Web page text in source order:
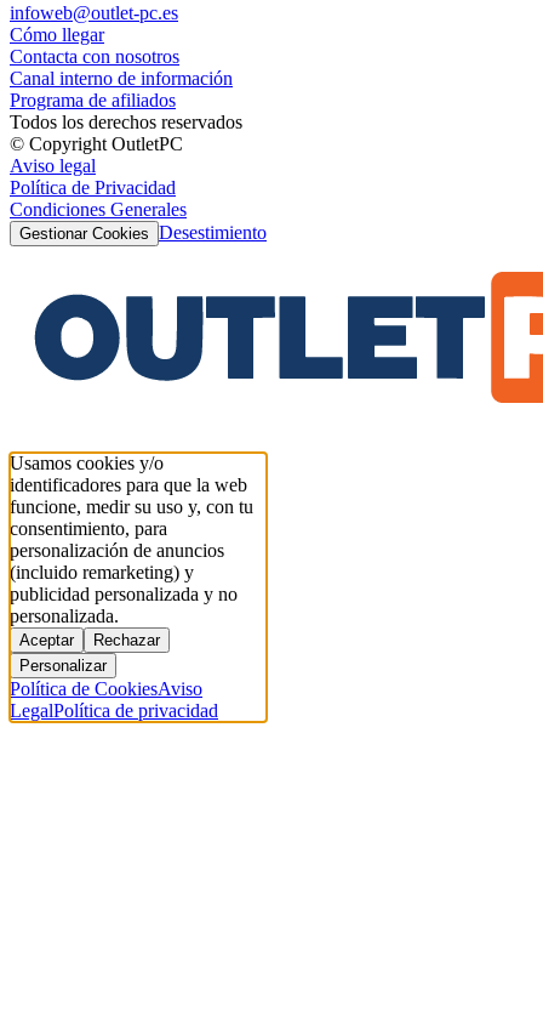
infoweb@outlet-pc.es
Cómo llegar
Contacta con nosotros
Canal interno de información
Programa de afiliados
Todos los derechos reservados
© Copyright OutletPC
Aviso legal
Política de Privacidad
Condiciones Generales
Gestionar Cookies Desestimiento
Usamos cookies y/o
identificadores para que la web
funcione, medir su uso y, con tu
consentimiento, para
personalización de anuncios
(incluido remarketing) y
publicidad personalizada y no
personalizada.
Aceptar
Rechazar
Personalizar
Política de CookiesAviso
LegalPolítica de privacidad